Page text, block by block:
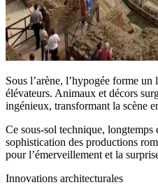
Sous l’arène, l’hypogée forme
élévateurs. Animaux et décors
ingénieux, transformant la scène
Ce sous-sol technique,
sophistication des productions
pour l’émerveillement et la
Innovations architecturales